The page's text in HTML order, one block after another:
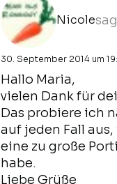
Nicole
30. September 2014 um
Hallo Maria,
vielen Dank für
Das probiere ich
auf jeden Fall
eine zu große
habe.
Liebe Grüße